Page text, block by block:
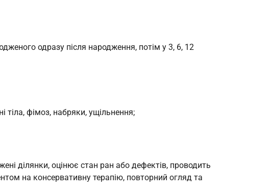
одразу після народження, потім у 3, 6, 12
тіла, фімоз, набряки, ущільнення;
ділянки, оцінює стан ран або дефектів, проводить
на консервативну терапію, повторний огляд та